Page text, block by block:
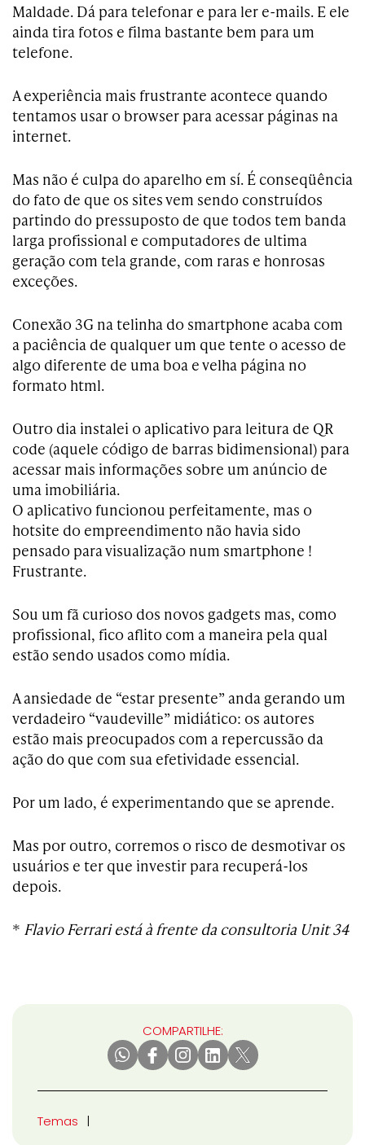
Maldade. Dá para telefonar e para ler e-mails. E ele
ainda tira fotos e filma bastante bem para um
telefone.
A experiência mais frustrante acontece quando
tentamos usar o browser para acessar páginas na
internet.
Mas não é culpa do aparelho em sí. É conseqüência
do fato de que os sites vem sendo construídos
partindo do pressuposto de que todos tem banda
larga profissional e computadores de ultima
geração com tela grande, com raras e honrosas
exceções.
Conexão 3G na telinha do smartphone acaba com
a paciência de qualquer um que tente o acesso de
algo diferente de uma boa e velha página no
formato html.
Outro dia instalei o aplicativo para leitura de QR
code (aquele código de barras bidimensional) para
acessar mais informações sobre um anúncio de
uma imobiliária.
O aplicativo funcionou perfeitamente, mas o
hotsite do empreendimento não havia sido
pensado para visualização num smartphone !
Frustrante.
Sou um fã curioso dos novos gadgets mas, como
profissional, fico aflito com a maneira pela qual
estão sendo usados como mídia.
A ansiedade de “estar presente” anda gerando um
verdadeiro “vaudeville” midiático: os autores
estão mais preocupados com a repercussão da
ação do que com sua efetividade essencial.
Por um lado, é experimentando que se aprende.
Mas por outro, corremos o risco de desmotivar os
usuários e ter que investir para recuperá-los
depois.
* Flavio Ferrari está à frente da consultoria Unit 34
COMPARTILHE:
Temas